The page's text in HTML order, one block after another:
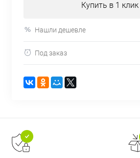
Купить в 1 клик
Нашли дешевле
Под заказ